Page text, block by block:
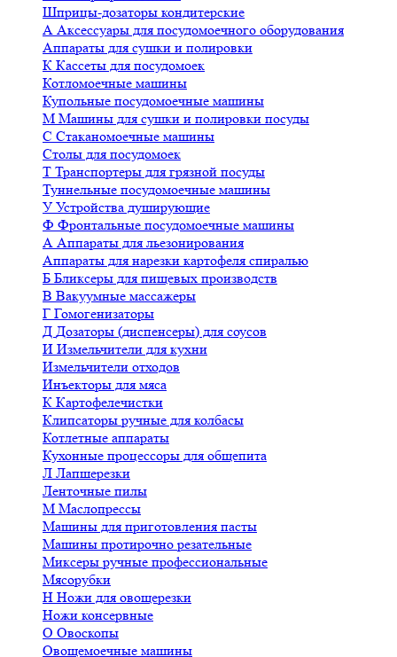
Шприцы-дозаторы кондитерские
А Аксессуары для посудомоечного оборудования
Аппараты для сушки и полировки
К Кассеты для посудомоек
Котломоечные машины
Купольные посудомоечные машины
М Машины для сушки и полировки посуды
С Стаканомоечные машины
Столы для посудомоек
Т Транспортеры для грязной посуды
Туннельные посудомоечные машины
У Устройства душирующие
Ф Фронтальные посудомоечные машины
А Аппараты для льезонирования
Аппараты для нарезки картофеля спиралью
Б Бликсеры для пищевых производств
В Вакуумные массажеры
Г Гомогенизаторы
Д Дозаторы (диспенсеры) для соусов
И Измельчители для кухни
Измельчители отходов
Инъекторы для мяса
К Картофелечистки
Клипсаторы ручные для колбасы
Котлетные аппараты
Кухонные процессоры для общепита
Л Лапшерезки
Ленточные пилы
М Маслопрессы
Машины для приготовления пасты
Машины протирочно резательные
Миксеры ручные профессиональные
Мясорубки
Н Ножи для овощерезки
Ножи консервные
О Овоскопы
Овощемоечные машины